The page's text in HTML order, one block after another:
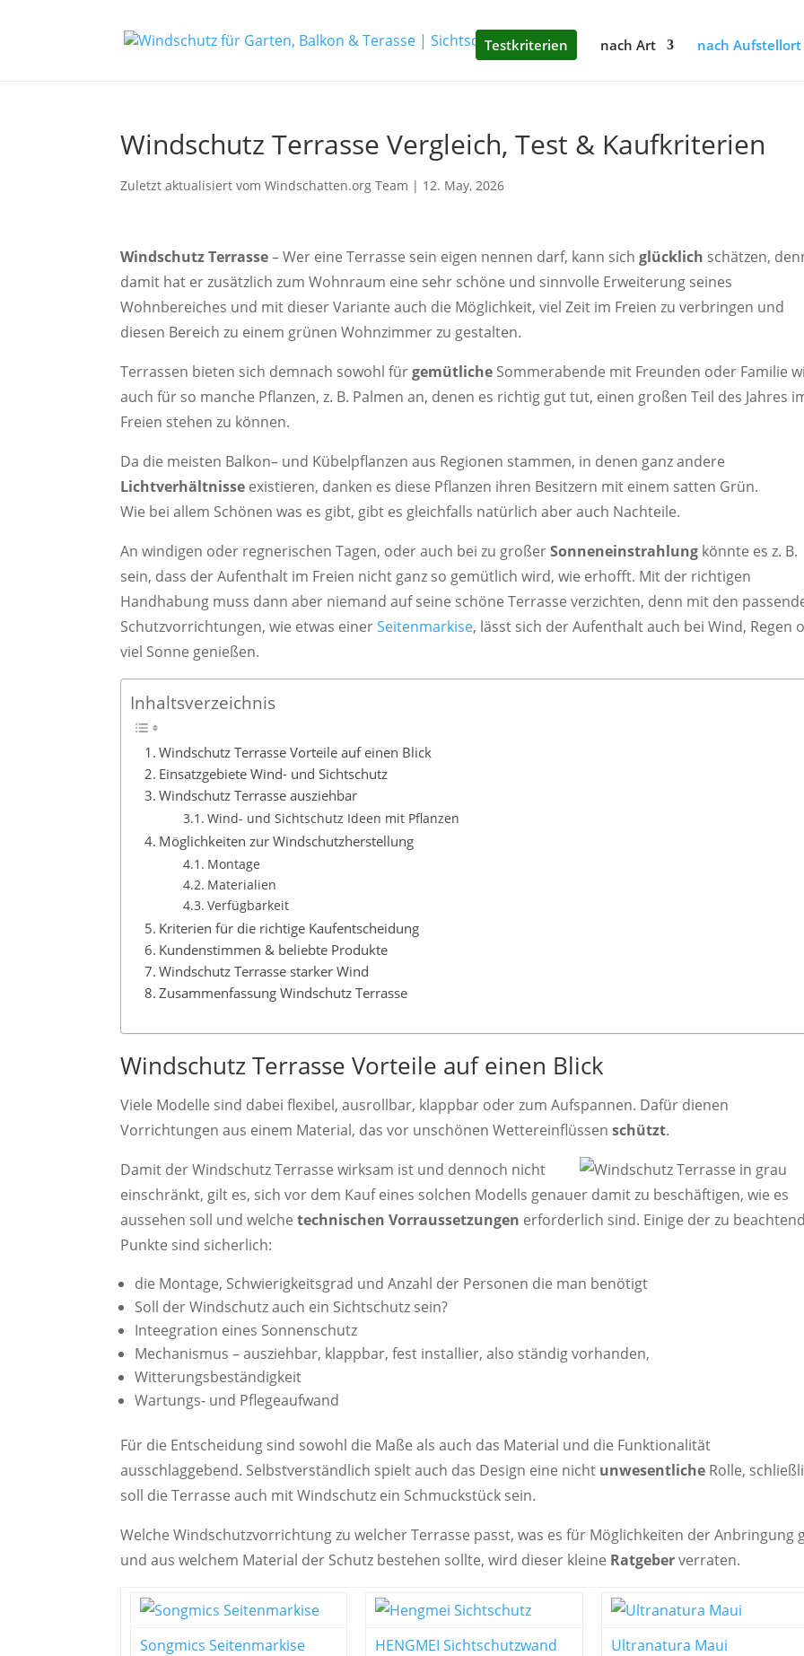
Testkriterien nach Art nach Aufstellort
Windschutz Terrasse Vergleich, Test & Kaufkriterien
Zuletzt aktualisiert vom Windschatten.orgTeam | 12. May, 2026
Windschutz Terrasse– Wer eine Terrasse sein eigen nennen darf, kann sichglücklich schätzen,
damit hat er zusätzlich zum Wohnraum eine sehr schöne und sinnvolle Erweiterung seines
Wohnbereiches und mit dieser Variante auch die Möglichkeit, viel Zeit im Freien zu verbringen und
diesen Bereich zu einem grünen Wohnzimmer zu gestalten.
Terrassen bieten sich demnach sowohl fürgemütliche Sommerabende mit Freunden oder Familie
auch für so manche Pflanzen, z. B. Palmen an, denen es richtig gut tut, einen großen Teil des Jahres
Freien stehen zu können.
Da die meisten Balkon– und Kübelpflanzen aus Regionen stammen, in denen ganz andere
Lichtverhältnisse existieren, danken es diese Pflanzen ihren Besitzern mit einem satten Grün.
Wie bei allem Schönen was es gibt, gibt es gleichfalls natürlich aber auch Nachteile.
An windigen oder regnerischen Tagen, oder auch bei zu großerSonneneinstrahlung könnte es z. B.
sein, dass der Aufenthalt im Freien nicht ganz so gemütlich wird, wie erhofft. Mit der richtigen
Handhabung muss dann aber niemand auf seine schöne Terrasse verzichten, denn mit den
Schutzvorrichtungen, wie etwas einerSeitenmarkise, lässt sich der Aufenthalt auch bei Wind, Regen
viel Sonne genießen.
Inhaltsverzeichnis
Windschutz Terrasse Vorteile auf einen Blick
Einsatzgebiete Wind- und Sichtschutz
Windschutz Terrasse ausziehbar
Wind- und Sichtschutz Ideen mit Pflanzen
Möglichkeiten zur Windschutzherstellung
Montage
Materialien
Verfügbarkeit
Kriterien für die richtige Kaufentscheidung
Kundenstimmen & beliebte Produkte
Windschutz Terrasse starker Wind
Zusammenfassung Windschutz Terrasse
Windschutz Terrasse Vorteile auf einen Blick
Viele Modelle sind dabei flexibel, ausrollbar, klappbar oder zum Aufspannen. Dafür dienen
Vorrichtungen aus einem Material, das vor unschönen Wettereinflüssenschützt.
Damit der Windschutz Terrasse wirksam ist und dennoch nicht
einschränkt, gilt es, sich vor dem Kauf eines solchen Modells genauer damit zu beschäftigen, wie es
aussehen soll und welchetechnischen Vorraussetzungen erforderlich sind. Einige der zu
Punkte sind sicherlich:
die Montage, Schwierigkeitsgrad und Anzahl der Personen die man benötigt
Soll der Windschutz auch ein Sichtschutz sein?
Inteegration eines Sonnenschutz
Mechanismus – ausziehbar, klappbar, fest installier, also ständig vorhanden,
Witterungsbeständigkeit
Wartungs- und Pflegeaufwand
Für die Entscheidung sind sowohl die Maße als auch das Material und die Funktionalität
ausschlaggebend. Selbstverständlich spielt auch das Design eine nicht unwesentliche Rolle,
soll die Terrasse auch mit Windschutz ein Schmuckstück sein.
Welche Windschutzvorrichtung zu welcher Terrasse passt, was es für Möglichkeiten der Anbringung
und aus welchem Material der Schutz bestehen sollte, wird dieser kleine Ratgeberverraten.
Songmics Seitenmarkise
HENGMEI Sichtschutzwand
Ultranatura Maui